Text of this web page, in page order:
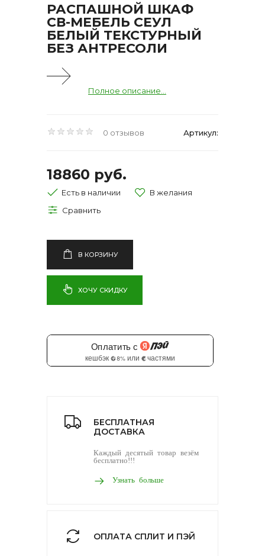
РАСПАШНОЙ ШКАФ
СВ-МЕБЕЛЬ СЕУЛ
БЕЛЫЙ ТЕКСТУРНЫЙ
БЕЗ АНТРЕСОЛИ
Полное описание...
0 отзывов Артикул:
18860 руб.
Есть в наличии
В КОРЗИНУ
ХОЧУ СКИДКУ
БЕСПЛАТНАЯ
ДОСТАВКА
Каждый десятый товар везём
бесплатно!!!
Узнать больше
ОПЛАТА СПЛИТ И ПЭЙ